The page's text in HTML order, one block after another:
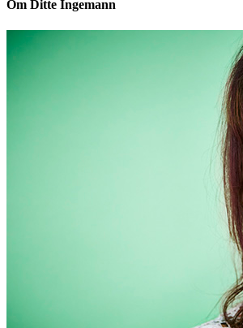
Om Ditte Ingemann